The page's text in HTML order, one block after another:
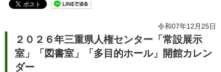
令和07年12月25日
２０２６年三重県人権センター「常設展示
室」「図書室」「多目的ホール」開館カレン
ダー